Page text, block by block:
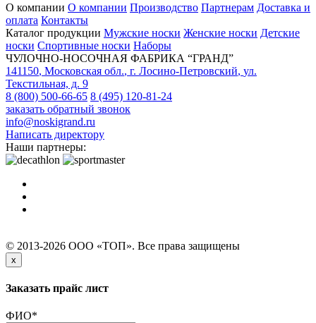
О компании О компании Производство Партнерам Доставка и
оплата Контакты
Каталог продукции Мужские носки Женские носки Детские
носки Спортивные носки Наборы
ЧУЛОЧНО-НОСОЧНАЯ ФАБРИКА “ГРАНД”
141150, Московская обл., г. Лосино-Петровский, ул.
Текстильная, д. 9
8 (800) 500-66-65 8 (495) 120-81-24
заказать обратный звонок
info@noskigrand.ru
Написать директору
Наши партнеры:
© 2013-2026 ООО «ТОП». Все права защищены
x
Заказать прайс лист
ФИО*